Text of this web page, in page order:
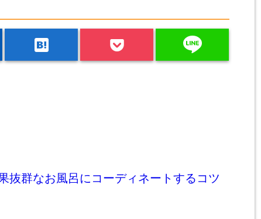
hatenabookmark line
抜群なお風呂にコーディネートするコツ